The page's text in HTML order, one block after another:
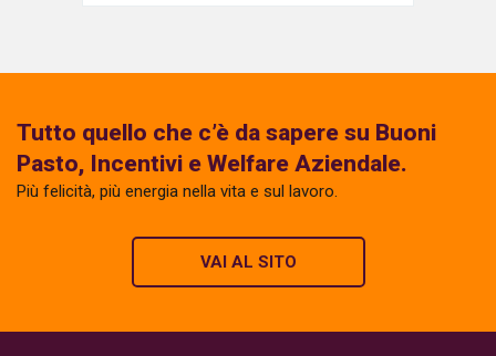
Tutto quello che c’è da sapere su Buoni
Pasto, Incentivi e Welfare Aziendale.
Più felicità, più energia nella vita e sul lavoro.
VAI AL SITO